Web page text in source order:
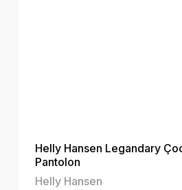
Helly Hansen Legandary
Pantolon
Helly Hansen